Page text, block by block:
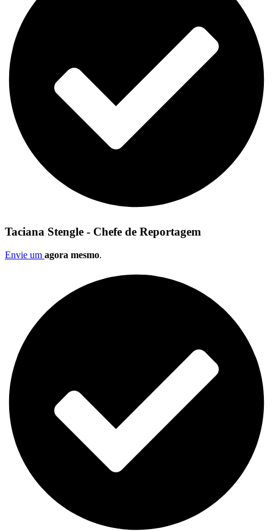
Taciana Stengle - Chefe de Reportagem
Envie um agora mesmo.